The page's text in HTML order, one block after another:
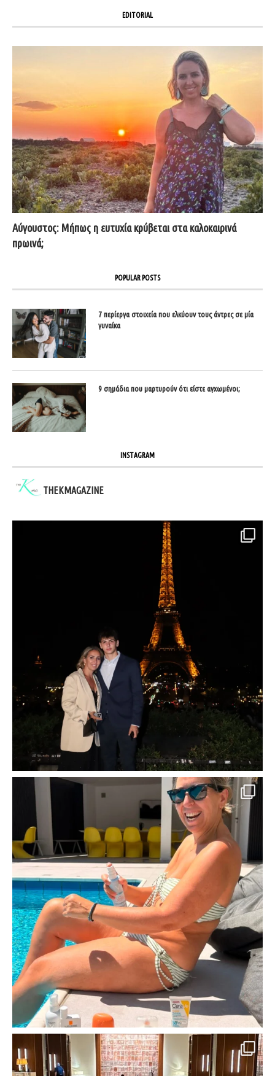
EDITORIAL
Αύγουστος: Μήπως η ευτυχία κρύβεται στα καλοκαιρινά
πρωινά;
POPULAR POSTS
7 περίεργα στοιχεία που ελκύουν τους άντρες σε μία
γυναίκα
9 σημάδια που μαρτυρούν ότι είστε αγχωμένοι;
INSTAGRAM
THEKMAGAZINE